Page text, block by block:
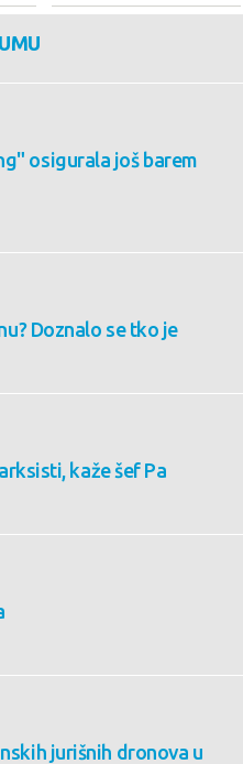
osigurala još barem
Doznalo se tko je
kaže šef Pa
jurišnih dronova u